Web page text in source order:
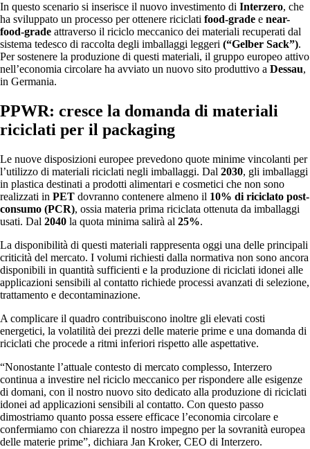
In questo scenario si inserisce il nuovo investimento di Interzero, che
ha sviluppato un processo per ottenere riciclati food-grade e near-
food-grade attraverso il riciclo meccanico dei materiali recuperati dal
sistema tedesco di raccolta degli imballaggi leggeri (“Gelber Sack”).
Per sostenere la produzione di questi materiali, il gruppo europeo attivo
nell’economia circolare ha avviato un nuovo sito produttivo a Dessau,
in Germania.
PPWR: cresce la domanda di materiali
riciclati per il packaging
Le nuove disposizioni europee prevedono quote minime vincolanti per
l’utilizzo di materiali riciclati negli imballaggi. Dal 2030, gli imballaggi
in plastica destinati a prodotti alimentari e cosmetici che non sono
realizzati in PET dovranno contenere almeno il 10% di riciclato post-
consumo (PCR), ossia materia prima riciclata ottenuta da imballaggi
usati. Dal 2040 la quota minima salirà al 25%.
La disponibilità di questi materiali rappresenta oggi una delle principali
criticità del mercato. I volumi richiesti dalla normativa non sono ancora
disponibili in quantità sufficienti e la produzione di riciclati idonei alle
applicazioni sensibili al contatto richiede processi avanzati di selezione,
trattamento e decontaminazione.
A complicare il quadro contribuiscono inoltre gli elevati costi
energetici, la volatilità dei prezzi delle materie prime e una domanda di
riciclati che procede a ritmi inferiori rispetto alle aspettative.
“Nonostante l’attuale contesto di mercato complesso, Interzero
continua a investire nel riciclo meccanico per rispondere alle esigenze
di domani, con il nostro nuovo sito dedicato alla produzione di riciclati
idonei ad applicazioni sensibili al contatto. Con questo passo
dimostriamo quanto possa essere efficace l’economia circolare e
confermiamo con chiarezza il nostro impegno per la sovranità europea
delle materie prime”, dichiara Jan Kroker, CEO di Interzero.